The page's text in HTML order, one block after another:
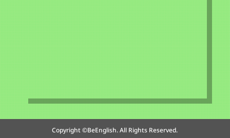
Copyright ©BeEnglish. All Rights Reserved.